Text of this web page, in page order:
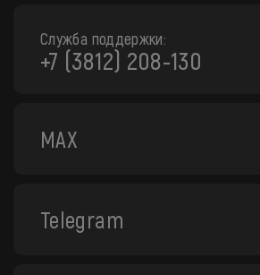
Служба поддержки:
+7 (3812) 208-130
MAX
Telegram